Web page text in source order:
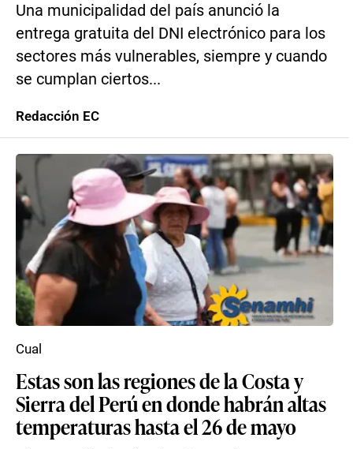
Una municipalidad del país anunció la
entrega gratuita del DNI electrónico para los
sectores más vulnerables, siempre y cuando
se cumplan ciertos...
Redacción EC
Estas son las regiones de la Costa y
Sierra del Perú en donde habrán altas
temperaturas hasta el 26 de mayo
Cual